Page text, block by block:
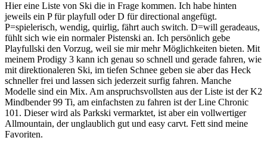
Hier eine Liste von Ski die in Frage kommen. Ich habe hinten
jeweils ein P für playfull oder D für directional angefügt.
P=spielerisch, wendig, quirlig, fährt auch switch. D=will geradeaus,
fühlt sich wie ein normaler Pistenski an. Ich persönlich gebe
Playfullski den Vorzug, weil sie mir mehr Möglichkeiten bieten. Mit
meinem Prodigy 3 kann ich genau so schnell und gerade fahren, wie
mit direktionaleren Ski, im tiefen Schnee geben sie aber das Heck
schneller frei und lassen sich jederzeit surfig fahren. Manche
Modelle sind ein Mix. Am anspruchsvollsten aus der Liste ist der K2
Mindbender 99 Ti, am einfachsten zu fahren ist der Line Chronic
101. Dieser wird als Parkski vermarktet, ist aber ein vollwertiger
Allmountain, der unglaublich gut und easy carvt. Fett sind meine
Favoriten.